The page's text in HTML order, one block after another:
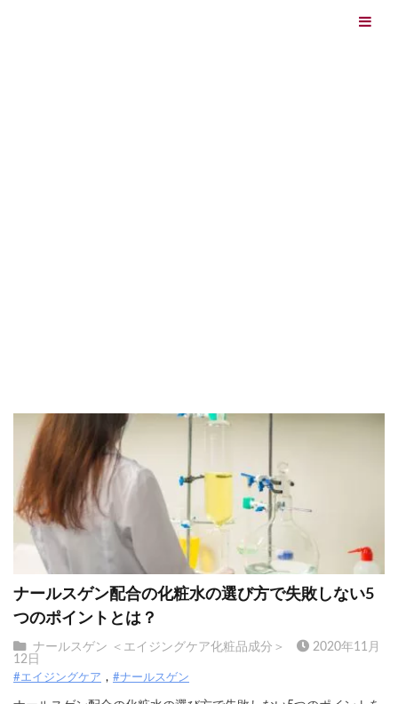
ナールスゲン配合の化粧水の選び方で失敗しない5
つのポイントとは？
ナールスゲン ＜エイジングケア化粧品成分＞
2020年11月
12日
#エイジングケア #ナールスゲン